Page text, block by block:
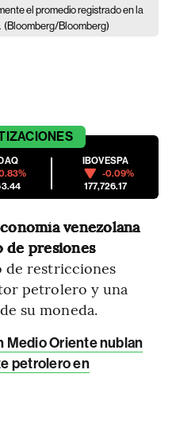
el promedio registrado en la
(Bloomberg/Bloomberg)
IBOVESPA
-0.09%
177,726.17
venezolana
presiones
de restricciones
petrolero y una
su moneda.
Medio Oriente nublan
petrolero en